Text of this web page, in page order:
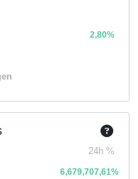
2,80%
24h %
6,679,707,61%